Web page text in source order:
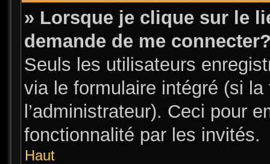
» Lorsque je clique sur le
demande de me
Seuls les utilisateurs
via le formulaire intégré (si
l’administrateur). Ceci pour
fonctionnalité par les invités.
Haut